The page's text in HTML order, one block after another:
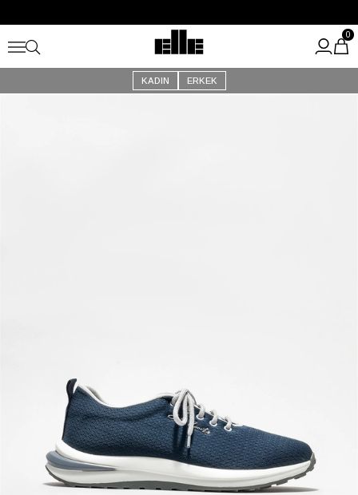
Kargo Ücretsiz!
KADIN ERKEK
0